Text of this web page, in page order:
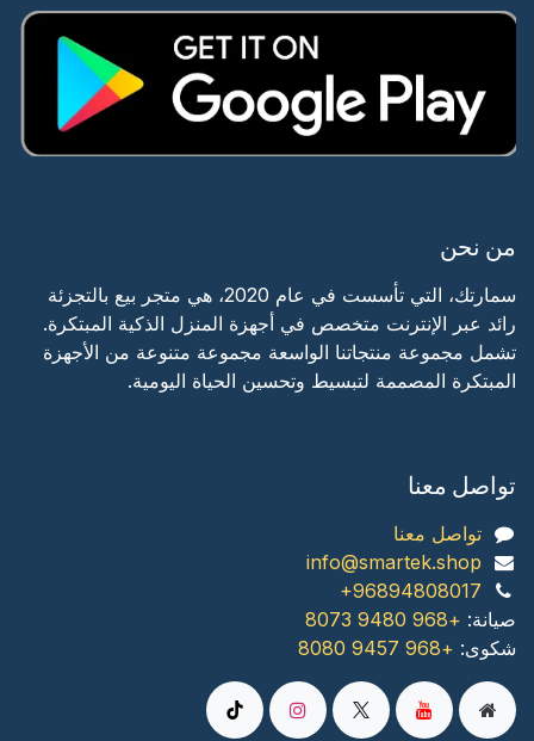
من نحن
سمارتك، التي تأسست في عام 2020، هي متجر بيع بالتجزئة
رائد عبر الإنترنت متخصص في أجهزة المنزل الذكية المبتكرة.
تشمل مجموعة منتجاتنا الواسعة مجموعة متنوعة من الأجهزة
المبتكرة المصممة لتبسيط وتحسين الحياة اليومية.
تواصل معنا
تواصل معنا
info@smartek.shop
+96894808017
صیانة: +968 9480 8073
شكوى: +968 9457 8080